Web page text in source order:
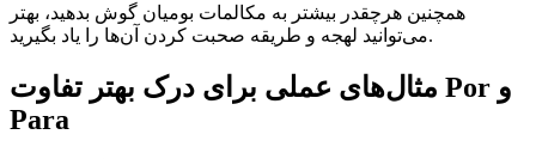
همچنین هرچقدر بیشتر به مکالمات بومیان گوش بدهید، بهتر
می‌توانید لهجه و طریقه صحبت کردن آن‌ها را یاد بگیرید.
مثال‌های عملی برای درک بهتر تفاوت Por و
Para